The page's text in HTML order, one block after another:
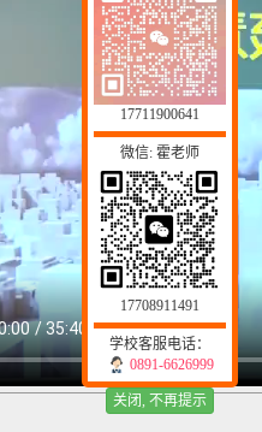
17711900641
微信: 霍老师
17708911491
学校客服电话：
0891-6626999
关闭, 不再提示